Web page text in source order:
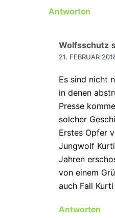
Antworten
Wolfsschutz
21. FEBRUAR
Es sind nicht
in denen
Presse
solcher
Erstes Opfer
Jungwolf
Jahren
von einem
auch Fall
Antworten